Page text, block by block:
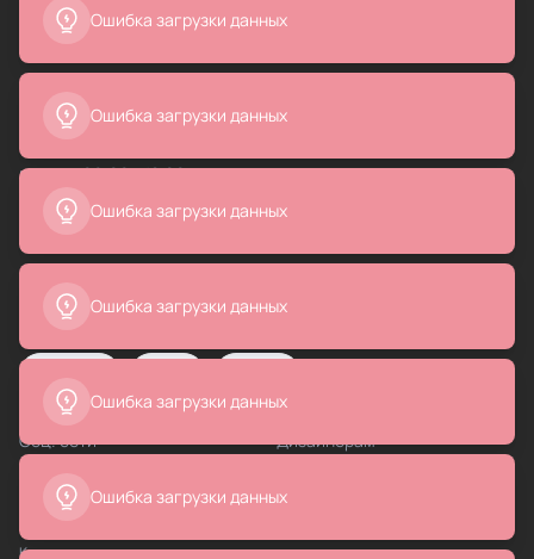
Cпециалистам
+7 (495) 230 73-99
8 (800) 775-74-87
пн - пт : 09:00 - 18:00
сб - вс : 10:00 - 18:00
Люстры Бра Диваны
Соц. сети Дизайнерам
Карта раздела
Ошибка загрузки данных
Ошибка загрузки данных
Ошибка загрузки данных
Ошибка загрузки данных
Ошибка загрузки данных
Ошибка загрузки данных